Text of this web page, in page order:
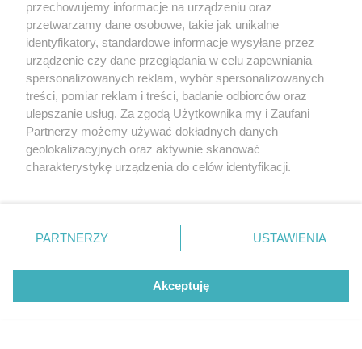
1 ... 3 4 5 6 7 ...
przechowujemy informacje na urządzeniu oraz
przetwarzamy dane osobowe, takie jak unikalne
identyfikatory, standardowe informacje wysyłane przez
urządzenie czy dane przeglądania w celu zapewniania
spersonalizowanych reklam, wybór spersonalizowanych
treści, pomiar reklam i treści, badanie odbiorców oraz
ulepszanie usług. Za zgodą Użytkownika my i Zaufani
Partnerzy możemy używać dokładnych danych
geolokalizacyjnych oraz aktywnie skanować
charakterystykę urządzenia do celów identyfikacji.
zmienić/wycofać klikając przycisk ustawień prywatności
znajdujący się w lewym dolnym rogu strony
rodzaje przetwarzania danych nie wymagają zgody
użytkownika, ale masz prawo sprzeciwić się takiemu
PARTNERZY USTAWIENIA
Akceptuję